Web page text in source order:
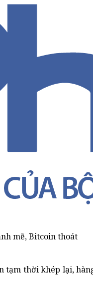
mẽ, Bitcoin thoát
tạm thời khép lại,